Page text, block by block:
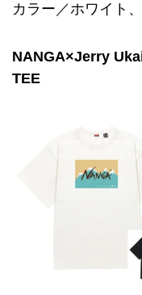
カラー／ホワイト
NANGA×Jerry
TEE